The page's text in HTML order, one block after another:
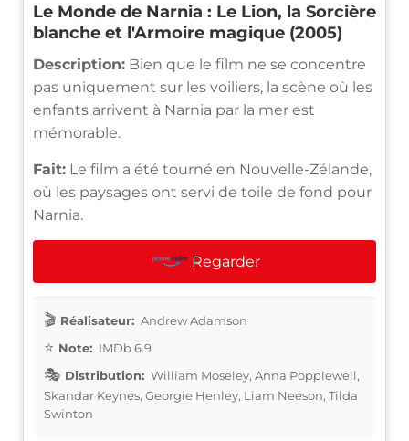
Le Monde de Narnia : Le Lion, la Sorcière
blanche et l'Armoire magique (2005)
Description: Bien que le film ne se concentre
pas uniquement sur les voiliers, la scène où les
enfants arrivent à Narnia par la mer est
mémorable.
Fait: Le film a été tourné en Nouvelle-Zélande,
où les paysages ont servi de toile de fond pour
Narnia.
Regarder
Réalisateur: Andrew Adamson
Note: IMDb 6.9
Distribution: William Moseley, Anna Popplewell,
Skandar Keynes, Georgie Henley, Liam Neeson, Tilda
Swinton